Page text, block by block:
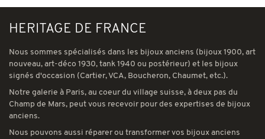
HERITAGE DE FRANCE
Nous sommes spécialisés dans les bijoux anciens (bijoux 1900, art
nouveau, art-déco 1930, tank 1940 ou postérieur) et les bijoux
signés d'occasion (Cartier, VCA, Boucheron, Chaumet, etc.).
Notre galerie à Paris, au coeur du village suisse, à deux pas du
Champ de Mars, peut vous recevoir pour des expertises de bijoux
anciens.
Nous pouvons aussi réparer ou transformer vos bijoux anciens